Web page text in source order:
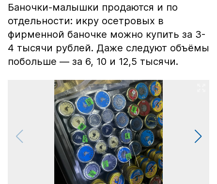
Баночки-малышки продаются и по
отдельности: икру осетровых в
фирменной баночке можно купить за 3-
4 тысячи рублей. Даже следуют объёмы
побольше — за 6, 10 и 12,5 тысячи.